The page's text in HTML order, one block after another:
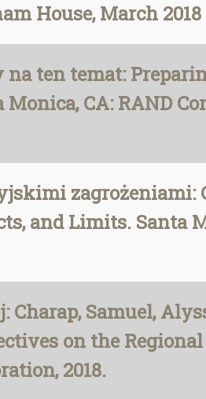
House, March 2018
ten temat:
CA: RAND
zagrożeniami:
and Limits. Santa
Samuel,
on the
2018.